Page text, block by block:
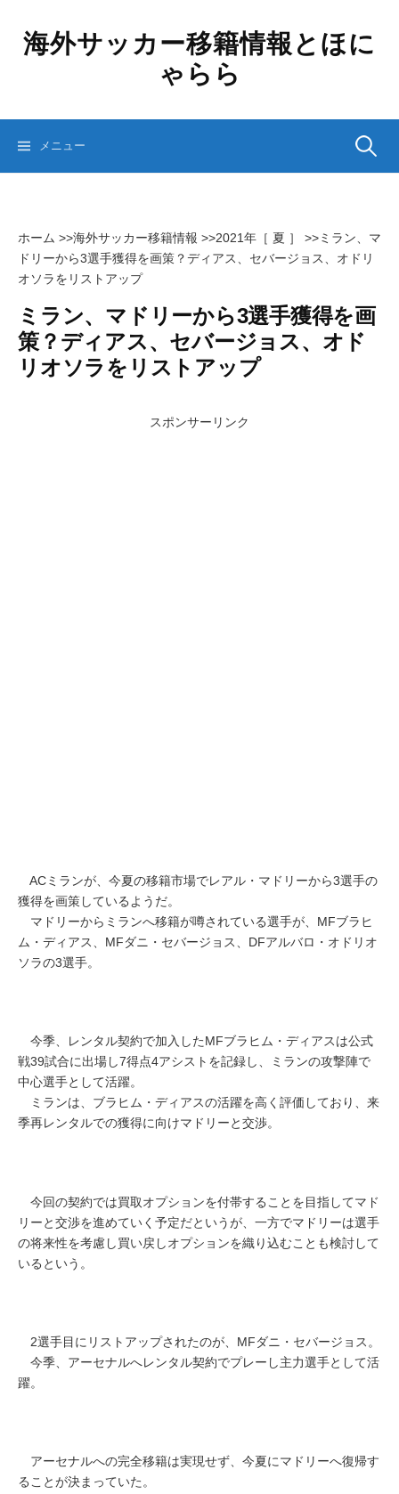
ッ
海外サッカー移籍情報とほに
ゃらら
メニュー 検
ホーム >>海外サッカー移籍情報 >>2021年［ 夏 ］ >>ミラン、マ
ドリーから3選手獲得を画策？ディアス、セバージョス、オドリ
オソラをリストアップ
ミラン、マドリーから3選手獲得を画
策？ディアス、セバージョス、オド
リオソラをリストアップ
スポンサーリンク
ACミランが、今夏の移籍市場でレアル・マドリーから3選手の
獲得を画策しているようだ。
マドリーからミランへ移籍が噂されている選手が、MFブラヒ
ム・ディアス、MFダニ・セバージョス、DFアルバロ・オドリオ
ソラの3選手。
今季、レンタル契約で加入したMFブラヒム・ディアスは公式
戦39試合に出場し7得点4アシストを記録し、ミランの攻撃陣で
中心選手として活躍。
ミランは、ブラヒム・ディアスの活躍を高く評価しており、来
季再レンタルでの獲得に向けマドリーと交渉。
今回の契約では買取オプションを付帯することを目指してマド
リーと交渉を進めていく予定だというが、一方でマドリーは選手
の将来性を考慮し買い戻しオプションを織り込むことも検討して
いるという。
2選手目にリストアップされたのが、MFダニ・セバージョス。
今季、アーセナルへレンタル契約でプレーし主力選手として活
躍。
アーセナルへの完全移籍は実現せず、今夏にマドリーへ復帰す
ることが決まっていた。